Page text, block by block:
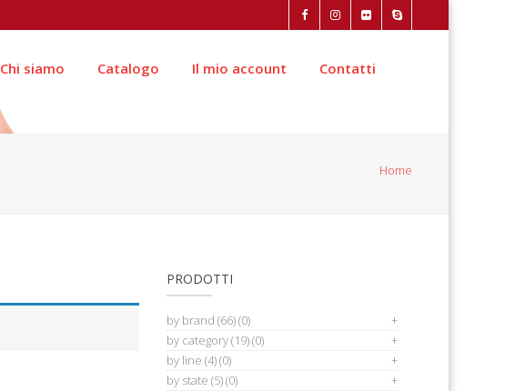
Chi siamo Catalogo Il mio account Contatti
Home
PRODOTTI
by brand (66)(0)
by category(19)(0)
by line (4)(0)
by state (5)(0)